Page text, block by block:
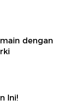
dengan
Ini!